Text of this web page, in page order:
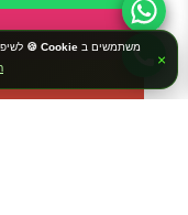
×
משתמשים בCookie 🍪